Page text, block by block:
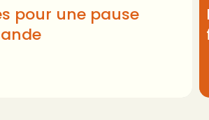
pour une pause